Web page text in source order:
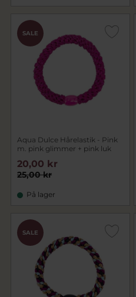
SALE
Aqua Dulce Hårelastik - Pink
m. pink glimmer + pink luk
25,00 kr
20,00 kr
På lager
SALE